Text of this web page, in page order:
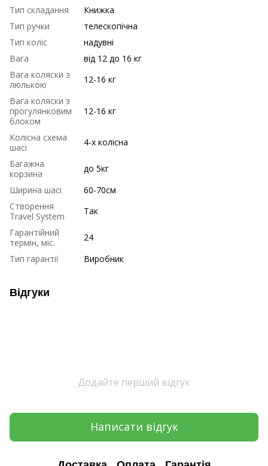
Тип складання
Книжка
Тип ручки
телескопічна
Тип коліс
надувні
Вага
від 12 до 16 кг
Вага коляски з
люлькою
12-16 кг
Вага коляски з
прогулянковим
блоком
12-16 кг
Колісна схема
шасі
4-х колісна
Багажна
корзина
до 5кг
Ширина шасі
60-70см
Створення
Travel System
Так
Гарантійний
термін, міс.
24
Тип гарантії
Виробник
Відгуки
Додайте перший відгук
Написати відгук